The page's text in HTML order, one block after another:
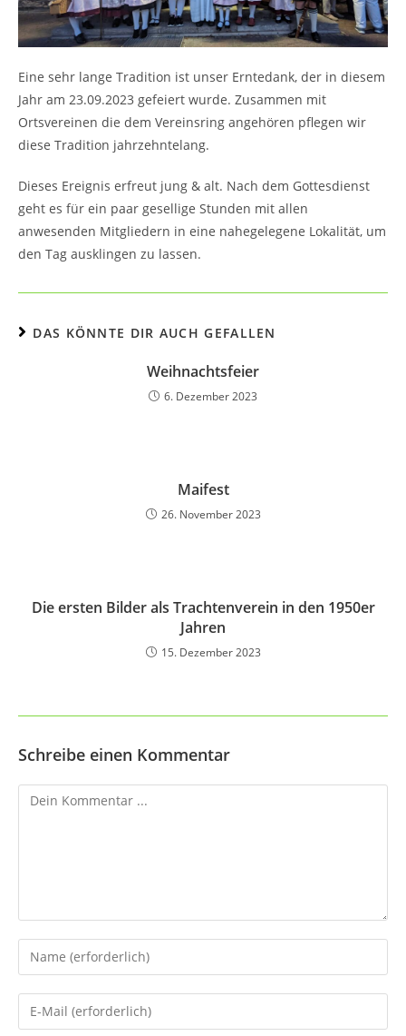
Eine sehr lange Tradition ist unser Erntedank, der in diesem
Jahr am 23.09.2023 gefeiert wurde. Zusammen mit
Ortsvereinen die dem Vereinsring angehören pflegen wir
diese Tradition jahrzehntelang.
Dieses Ereignis erfreut jung & alt. Nach dem Gottesdienst
geht es für ein paar gesellige Stunden mit allen
anwesenden Mitgliedern in eine nahegelegene Lokalität, um
den Tag ausklingen zu lassen.
DAS KÖNNTE DIR AUCH GEFALLEN
Weihnachtsfeier
6. Dezember 2023
Maifest
26. November 2023
Die ersten Bilder als Trachtenverein in den 1950er
Jahren
15. Dezember 2023
Schreibe einen Kommentar
Kommentieren
Gib
deinen
Namen
oder
Gib
deine